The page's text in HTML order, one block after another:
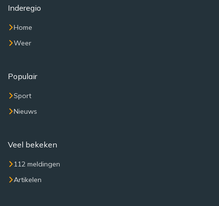
Inderegio
Home
Weer
Populair
Sport
Nieuws
Veel bekeken
112 meldingen
Artikelen